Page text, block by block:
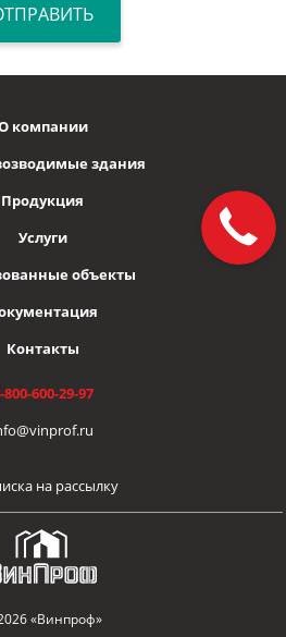
«Винпроф»
компании
здания
Продукция
Услуги
объекты
Контакты
800-600-29-97
на рассылку